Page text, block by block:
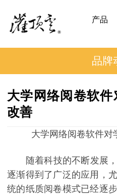
产品
品牌
大学网络阅卷软
改善
大学网络阅卷软件对
随着科技的不断发展，
逐渐得到了广泛的应用，
统的纸质阅卷模式已经逐